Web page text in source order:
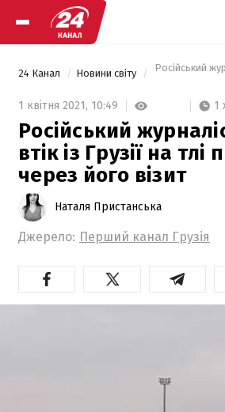
24 Канал Новини світу Російський
1 квітня 2021, 10:49 1
Російський
втік із Грузії на тлі
через його візит
Наталя Пристанська
Джерело: Перший канал Грузія